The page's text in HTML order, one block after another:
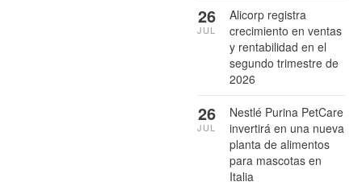
Alicorp registra
crecimiento en ventas
y rentabilidad en el
segundo trimestre de
2026
26
JUL
Nestlé Purina PetCare
invertirá en una nueva
planta de alimentos
para mascotas en
Italia
26
JUL